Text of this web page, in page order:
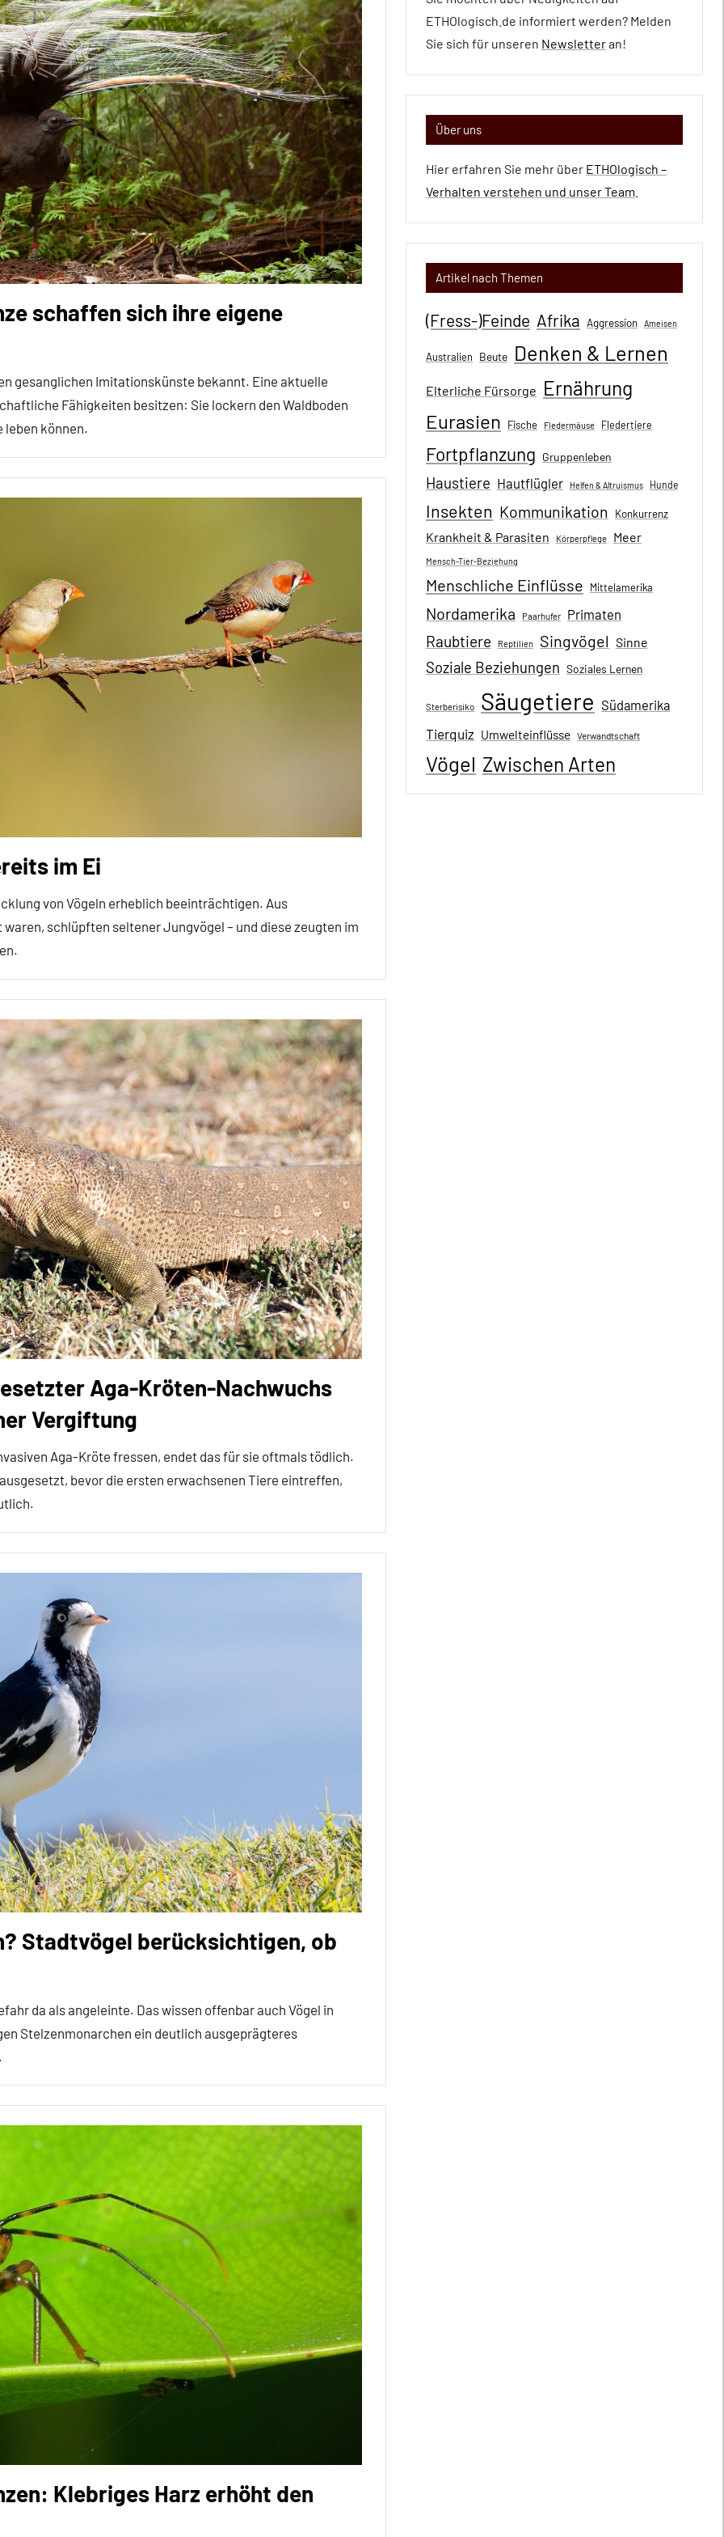
schaffen sich ihre eigene
gesanglichen Imitationskünste bekannt. Eine aktuelle
Fähigkeiten besitzen: Sie lockern den Waldboden
leben können.
im Ei
von Vögeln erheblich beeinträchtigen. Aus
schlüpften seltener Jungvögel – und diese zeugten im
Aga-Kröten-Nachwuchs
Vergiftung
Aga-Kröte fressen, endet das für sie oftmals tödlich.
bevor die ersten erwachsenen Tiere eintreffen,
Stadtvögel berücksichtigen, ob
da als angeleinte. Das wissen offenbar auch Vögel in
Stelzenmonarchen ein deutlich ausgeprägteres
Klebriges Harz erhöht den
ETHOlogisch.de informiert werden? Melden
Sie sich für unseren Newsletteran!
Über uns
Hier erfahren Sie mehr über ETHOlogisch –
Verhalten verstehen und unser Team
Artikel nach Themen
(Fress-)Feinde Afrika Aggression Ameisen
Australien Beute Denken & Lernen
Elterliche Fürsorge Ernährung
Eurasien Fische Fledermäuse Fledertiere
Fortpflanzung Gruppenleben
Haustiere Hautflügler Helfen & Altruismus Hunde
Insekten Kommunikation Konkurrenz
Krankheit & Parasiten Körperpflege Meer
Mensch-Tier-Beziehung
Menschliche Einflüsse Mittelamerika
Nordamerika Paarhufer Primaten
Raubtiere Reptilien Singvögel Sinne
Soziale Beziehungen Soziales Lernen
Sterberisiko Säugetiere Südamerika
Tierquiz Umwelteinflüsse Verwandtschaft
Vögel Zwischen Arten